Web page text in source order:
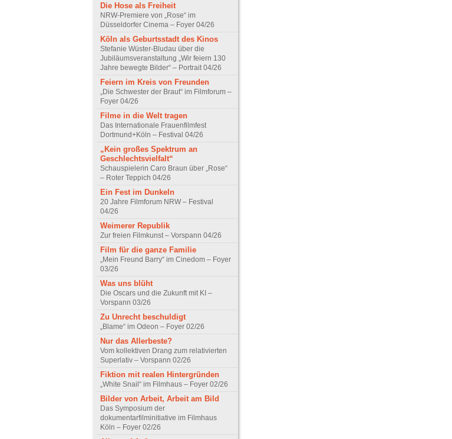
Die Hose als Freiheit
NRW-Premiere von „Rose“ im
Düsseldorfer Cinema – Foyer 04/26
Köln als Geburtsstadt des Kinos
Stefanie Wüster-Bludau über die
Jubiläumsveranstaltung „Wir feiern 130
Jahre bewegte Bilder“ – Portrait 04/26
Feiern im Kreis von Freunden
„Die Schwester der Braut“ im Filmforum –
Foyer 04/26
Filme in die Welt tragen
Das Internationale Frauenfilmfest
Dortmund+Köln – Festival 04/26
„Kein großes Spektrum an
Geschlechtsvielfalt“
Schauspielerin Caro Braun über „Rose“
– Roter Teppich 04/26
Ein Fest im Dunkeln
20 Jahre Filmforum NRW – Festival
04/26
Weimerer Republik
Zur freien Filmkunst – Vorspann 04/26
Film für die ganze Familie
„Mein Freund Barry“ im Cinedom – Foyer
03/26
Was uns blüht
Die Oscars und die Zukunft mit KI –
Vorspann 03/26
Zu Unrecht beschuldigt
„Blame“ im Odeon – Foyer 02/26
Nur das Allerbeste?
Vom kollektiven Drang zum relativierten
Superlativ – Vorspann 02/26
Fiktion mit realen Hintergründen
„White Snail“ im Filmhaus – Foyer 02/26
Bilder von Arbeit, Arbeit am Bild
Das Symposium der
dokumentarfilminitiative im Filmhaus
Köln – Foyer 02/26